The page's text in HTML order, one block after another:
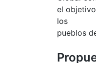
el
los
pueblos